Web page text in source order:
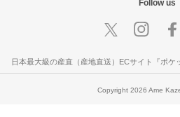
Follow us
日本最大級の産直（産地直送）ECサイト『ポケ
Copyright 2026 Ame